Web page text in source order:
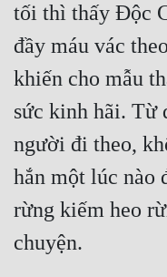
tối thì thấy Độc
đầy máu vác
khiến cho mẫu
sức kinh hãi. Từ
người đi theo,
hắn một lúc nào
rừng kiếm heo
chuyện.